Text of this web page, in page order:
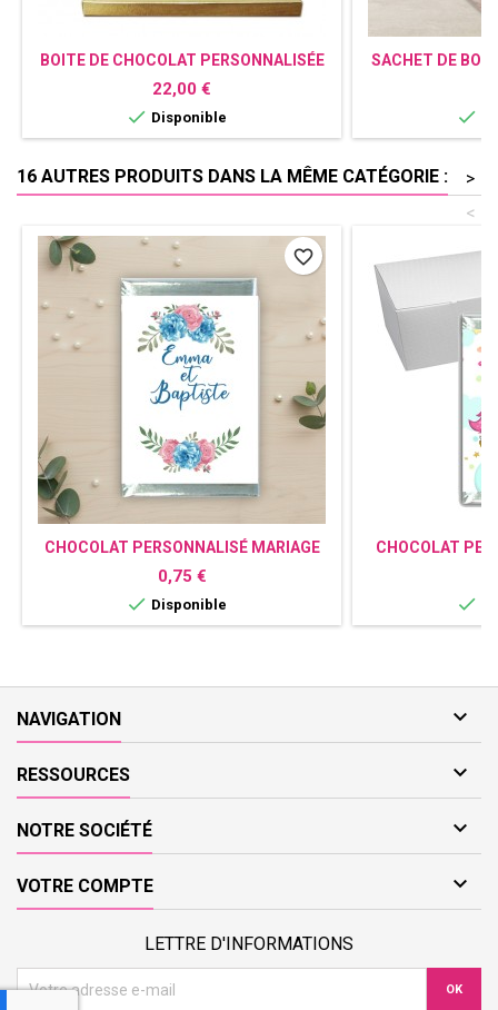
BOITE DE CHOCOLAT PERSONNALISÉE
RENARD
Prix
22,00 €
 Disponible
SACHET DE

16 AUTRES PRODUITS DANS LA MÊME CATÉGORIE :
>
<
CHOCOLAT PERSONNALISÉ MARIAGE
FLORAL
Prix
0,75 €
 Disponible
favorite_border
CHOCOLAT

NAVIGATION 
RESSOURCES 
NOTRE SOCIÉTÉ 
VOTRE COMPTE 
LETTRE D'INFORMATIONS